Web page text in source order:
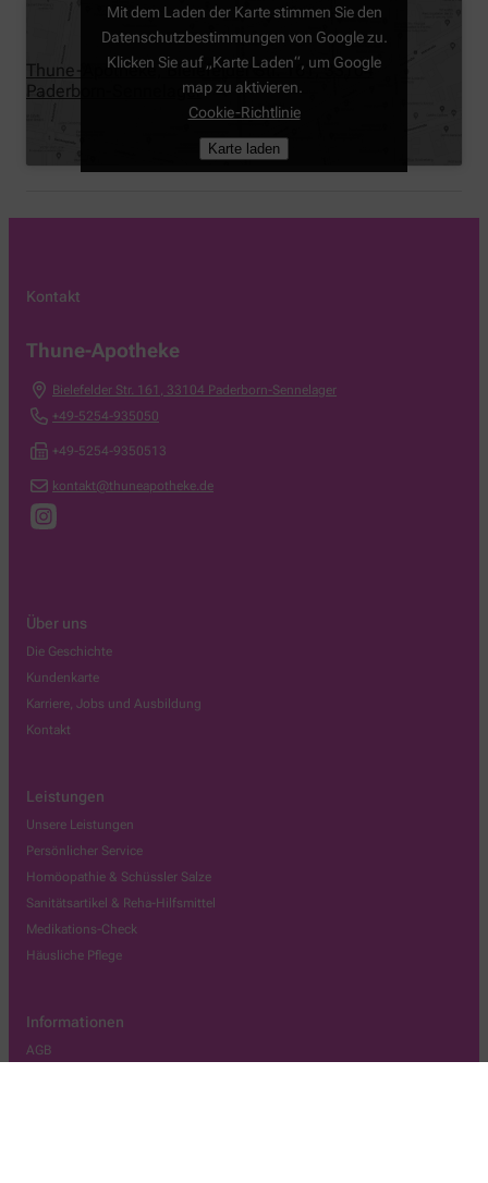
Thune-Apotheke, Bielefelder Str. 161, 33104
Paderborn-Sennelager
Mit dem Laden der Karte stimmen Sie den
Datenschutzbestimmungen von Google zu.
Klicken Sie auf „Karte Laden“, um Google
map zu aktivieren.
Cookie-Richtlinie
Karte laden
Kontakt
Thune-Apotheke
Bielefelder Str. 161 , 33104 Paderborn-Sennelager
+49-5254-935050
+49-5254-9350513
kontakt@thuneapotheke.de
Über uns
Die Geschichte
Kundenkarte
Karriere, Jobs und Ausbildung
Kontakt
Leistungen
Unsere Leistungen
Persönlicher Service
Homöopathie & Schüssler Salze
Sanitätsartikel & Reha-Hilfsmittel
Medikations-Check
Häusliche Pflege
Informationen
AGB